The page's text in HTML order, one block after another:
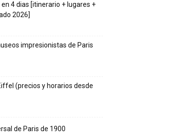
4 di­as [itinerario + lugares +
2026]
impresionistas de Pari­s
(precios y horarios desde
de Pari­s de 1900